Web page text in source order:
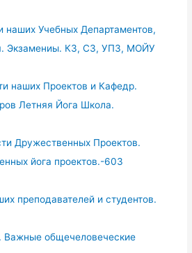
наших Учебных Департаментов,
Экзамениы. КЗ, СЗ, УПЗ, МОЙУ
наших Проектов и Кафедр.
Летняя Йога Школа.
Дружественных Проектов.
йога проектов.-603
преподавателей и студентов.
Важные общечеловеческие